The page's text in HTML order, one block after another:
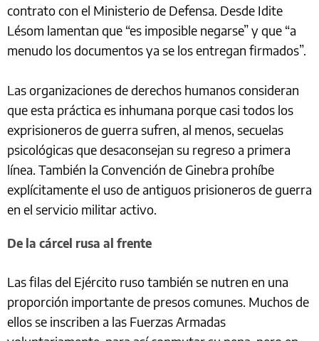
contrato con el Ministerio de Defensa. Desde Idite
Lésom lamentan que “es imposible negarse” y que “a
menudo los documentos ya se los entregan firmados”.
Las organizaciones de derechos humanos consideran
que esta práctica es inhumana porque casi todos los
exprisioneros de guerra sufren, al menos, secuelas
psicológicas que desaconsejan su regreso a primera
línea. También la Convención de Ginebra prohíbe
explícitamente el uso de antiguos prisioneros de guerra
en el servicio militar activo.
De la cárcel rusa al frente
Las filas del Ejército ruso también se nutren en una
proporción importante de presos comunes. Muchos de
ellos se inscriben a las Fuerzas Armadas